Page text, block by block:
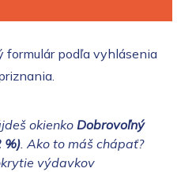
formulár podľa vyhlásenia
okienko Dobrovoľný
%). Ako to máš chápať?
výdavkov